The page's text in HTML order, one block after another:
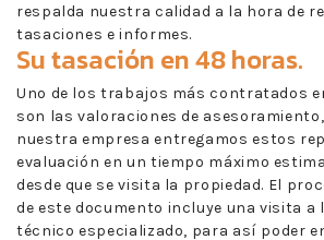
respalda nuestra calidad a la hora de
tasaciones e informes.
Su tasación en 48 horas.
Uno de los trabajos más contratados
son las valoraciones de
nuestra empresa entregamos estos
evaluación en un tiempo máximo
desde que se visita la propiedad. El
de este documento incluye una visita a
técnico especializado, para así poder